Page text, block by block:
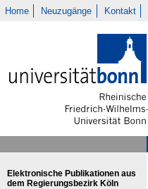
Home Neuzugänge Kontakt
Elektronische Publikationen aus
dem Regierungsbezirk Köln